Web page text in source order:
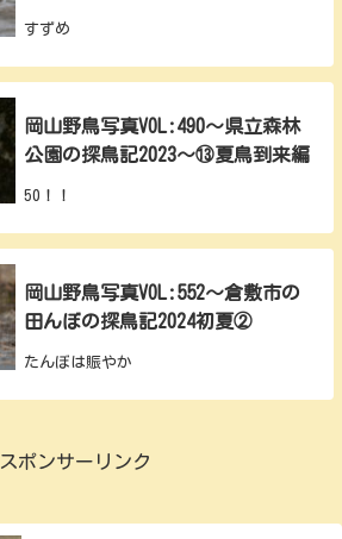
すずめ
岡山野鳥写真VOL:490～県立森林
公園の探鳥記2023～⑬夏鳥到来編
50！！
岡山野鳥写真VOL:552～倉敷市の
田んぼの探鳥記2024初夏②
たんぼは賑やか
スポンサーリンク